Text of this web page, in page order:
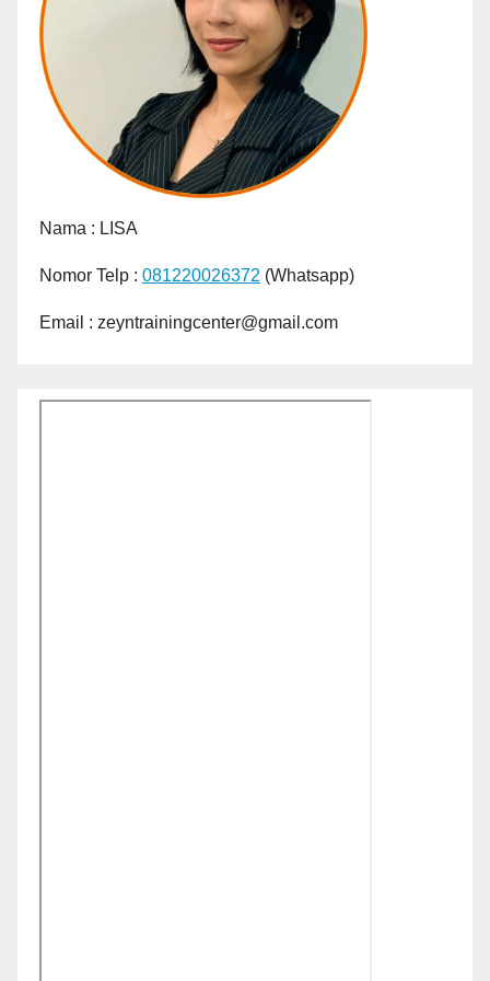
Nama : LISA
Nomor Telp : 081220026372 (Whatsapp)
Email : zeyntrainingcenter@gmail.com